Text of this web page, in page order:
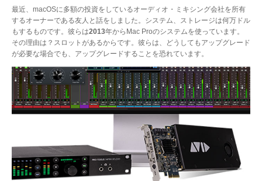
最近、macOSに多額の投資をしているオーディオ・ミキシング会社を所有
するオーナーである友人と話をしました。システム、ストレージは何万ドル
もするものです。彼らは2013年からMac Proのシステムを使っています。
その理由は？スロットがあるからです。彼らは、どうしてもアップグレード
が必要な場合でも、アップグレードすることを恐れています。